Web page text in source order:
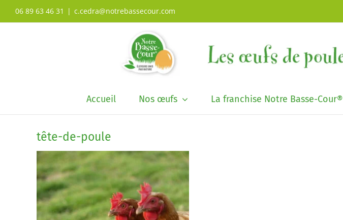
06 89 63 46 31 | c.cedra@notrebassecour.com
Accueil Nos œufs La franchise Notre Basse-Cour®
tête-de-poule